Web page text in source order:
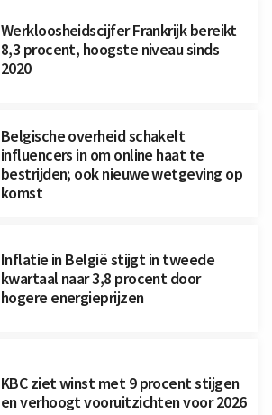
Werkloosheidscijfer Frankrijk bereikt
8,3 procent, hoogste niveau sinds
2020
Belgische overheid schakelt
influencers in om online haat te
bestrijden; ook nieuwe wetgeving op
komst
Inflatie in België stijgt in tweede
kwartaal naar 3,8 procent door
hogere energieprijzen
KBC ziet winst met 9 procent stijgen
en verhoogt vooruitzichten voor 2026